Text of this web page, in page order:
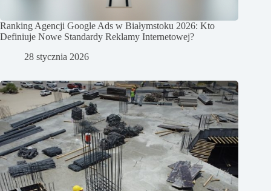
Ranking Agencji Google Ads w Białymstoku 2026: Kto
Definiuje Nowe Standardy Reklamy Internetowej?
28 stycznia 2026